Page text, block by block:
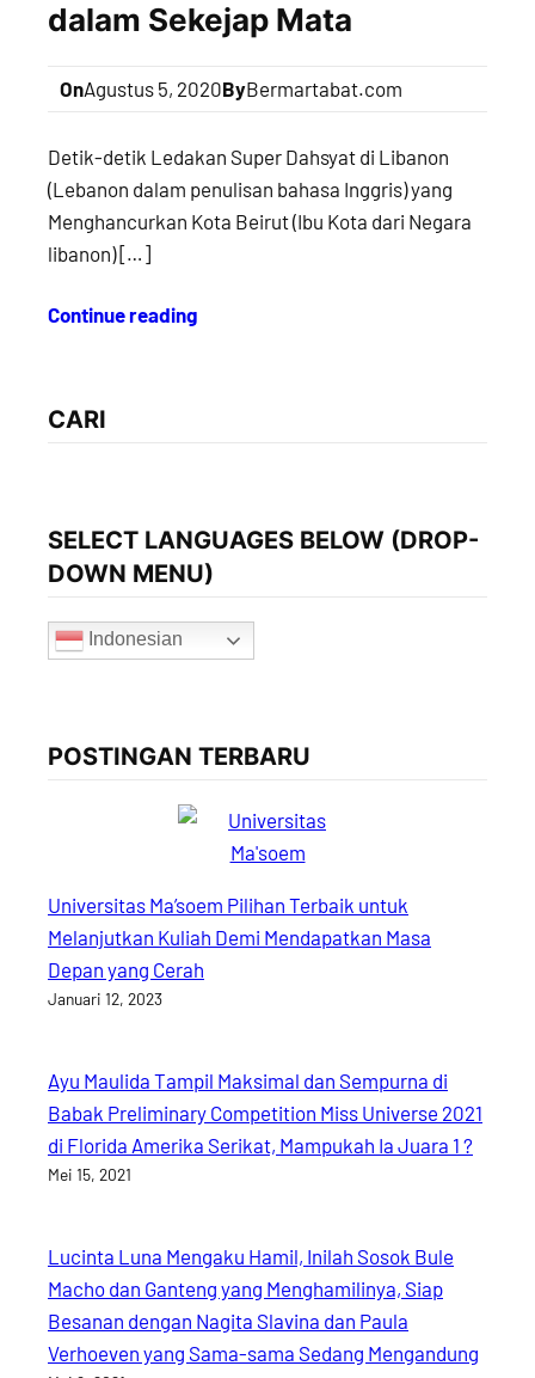
dalam Sekejap Mata
OnAgustus 5, 2020ByBermartabat.com
Detik-detik Ledakan Super Dahsyat di Libanon
(Lebanon dalam penulisan bahasa Inggris) yang
Menghancurkan Kota Beirut (Ibu Kota dari Negara
libanon) […]
Continue reading
CARI
SELECT LANGUAGES BELOW (DROP-
DOWN MENU)
Indonesian
POSTINGAN TERBARU
Universitas Ma’soem Pilihan Terbaik untuk
Melanjutkan Kuliah Demi Mendapatkan Masa
Depan yang Cerah
Januari 12, 2023
Ayu Maulida Tampil Maksimal dan Sempurna di
Babak Preliminary Competition Miss Universe 2021
di Florida Amerika Serikat, Mampukah Ia Juara 1 ?
Mei 15, 2021
Lucinta Luna Mengaku Hamil, Inilah Sosok Bule
Macho dan Ganteng yang Menghamilinya, Siap
Besanan dengan Nagita Slavina dan Paula
Verhoeven yang Sama-sama Sedang Mengandung